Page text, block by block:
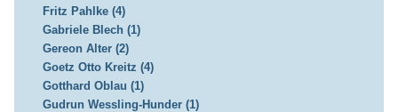
Fritz Pahlke (4)
Gabriele Blech (1)
Gereon Alter (2)
Goetz Otto Kreitz (4)
Gotthard Oblau (1)
Gudrun Wessling-Hunder (1)